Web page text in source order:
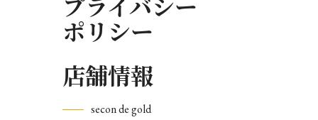
プライバシー
ポリシー
店舗情報
secon de gold